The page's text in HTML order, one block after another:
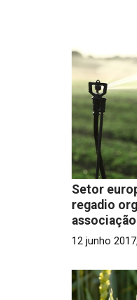
Setor
regadio
associação
12 junho